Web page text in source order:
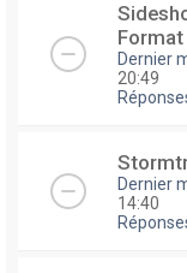
Format
Dernier
20:49
Dernier
14:40